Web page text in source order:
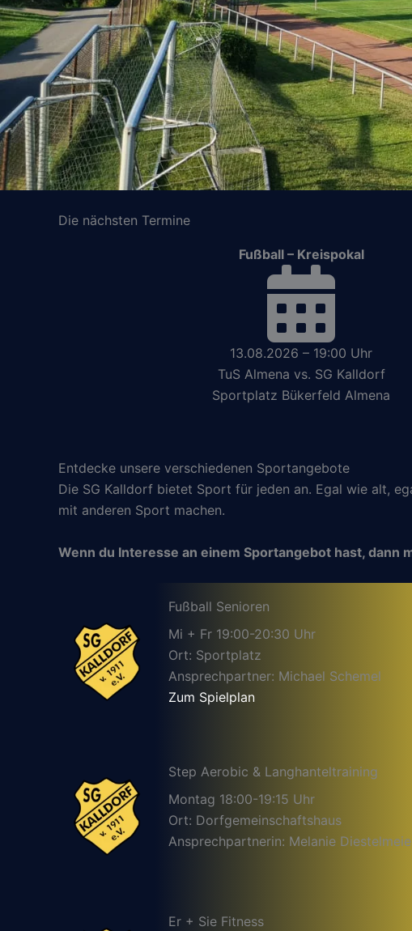
Die nächsten Termine
Fußball – Kreispokal
13.08.2026 – 19:00 Uhr
TuS Almena vs. SG Kalldorf
Sportplatz Bükerfeld Almena
Entdecke unsere verschiedenen Sportangebote
Die SG Kalldorf bietet Sport für jeden an. Egal wie alt,
mit anderen Sport machen.
Wenn du Interesse an einem Sportangebot hast, dann
Fußball Senioren
Mi + Fr 19:00-20:30 Uhr
Ort: Sportplatz
Ansprechpartner: Michael Schemel
Zum Spielplan
Step Aerobic & Langhanteltraining
Montag 18:00-19:15 Uhr
Ort: Dorfgemeinschaftshaus
Ansprechpartnerin: Melanie
Er + Sie Fitness